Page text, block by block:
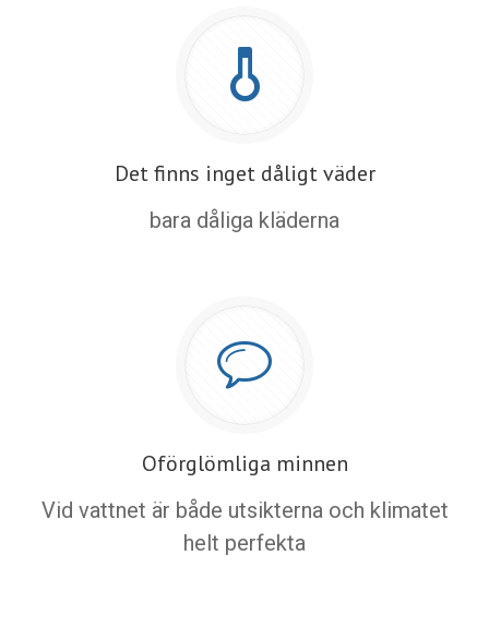
Det finns inget dåligt väder
bara dåliga kläderna
Oförglömliga minnen
Vid vattnet är både utsikterna och klimatet
helt perfekta